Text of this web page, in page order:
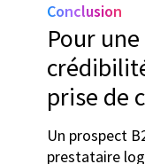
Conclusion
Pour
prise de
Un prospect
prestataire